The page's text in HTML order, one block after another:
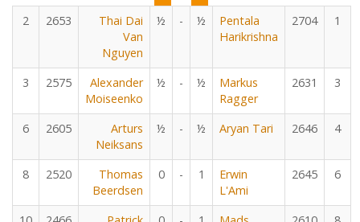
2 2653
Thai Dai
Van
Nguyen
½ - ½
Pentala
Harikrishna
2704 1
3 2575
Alexander
Moiseenko
½ - ½
Markus
Ragger
2631 3
6 2605
Arturs
Neiksans
½ - ½ Aryan Tari 2646 4
8 2520
Thomas
Beerdsen
0 - 1
Erwin
L'Ami
2645 6